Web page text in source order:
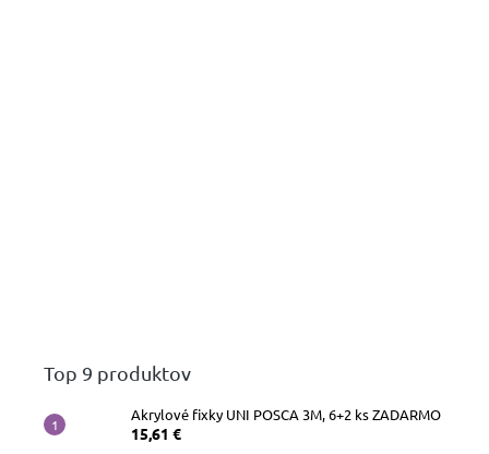
Top 9 produktov
Akrylové fixky UNI POSCA 3M, 6+2 ks ZADARMO
15,61 €